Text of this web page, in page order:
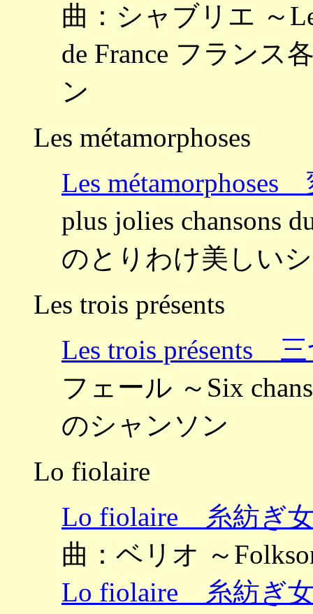
曲：シャブリエ ～
de France フランス
ン
Les métamorphoses
Les métamorphoses
plus jolies chansons
のとりわけ美しい
Les trois présents
Les trois présents
フェール ～Six
のシャンソン
Lo fiolaire
Lo fiolaire 糸紡ぎ
曲：ベリオ ～
Lo fiolaire 糸紡ぎ